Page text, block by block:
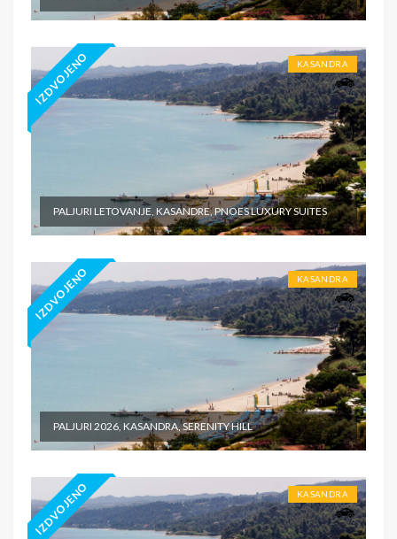
IZDVOJENO KASANDRA
PALJURI LETOVANJE, KASANDRE, PNOES LUXURY SUITES
IZDVOJENO KASANDRA
PALJURI 2026, KASANDRA, SERENITY HILL
IZDVOJENO KASANDRA